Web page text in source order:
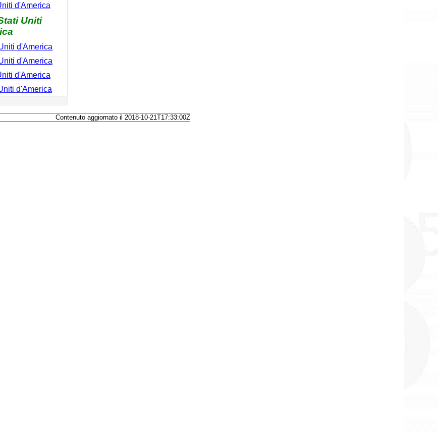
d'America
Uniti
d'America
d'America
d'America
d'America
Contenuto aggiornato il 2018-10-21T17:33:00Z